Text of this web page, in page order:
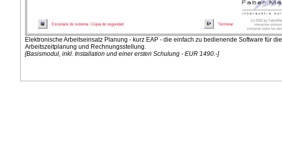
Elektronische Arbeitseinsatz Planung - kurz EAP - die einfach zu bedienende Software für die
Arbeitszeitplanung und Rechnungsstellung.
[Basismodul, inkl. Installation und einer ersten Schulung - EUR 1490.-]